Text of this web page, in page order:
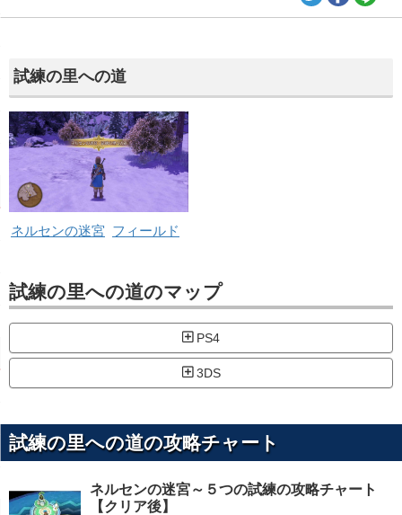
試練の里への道
ネルセンの迷宮 フィールド
試練の里への道のマップ
PS4
3DS
試練の里への道の攻略チャート
ネルセンの迷宮～５つの試練の攻略チャート
【クリア後】